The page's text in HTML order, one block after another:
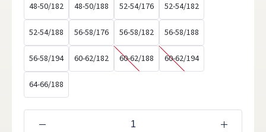
48-50/182 48-50/188 52-54/176 52-54/182
52-54/188 56-58/176 56-58/182 56-58/188
56-58/194 60-62/182 60-62/188 60-62/194
64-66/188